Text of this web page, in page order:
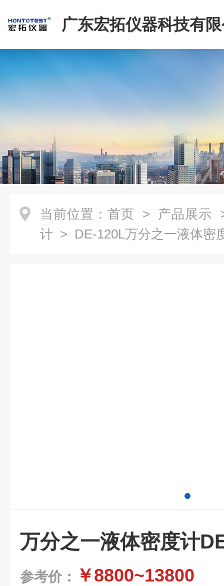
广东宏拓仪器科技有
当前位置： 首页 > 产品展示
计 > DE-120L万分之一液体密
万分之一液体密度计
参考价： ￥8800~13800